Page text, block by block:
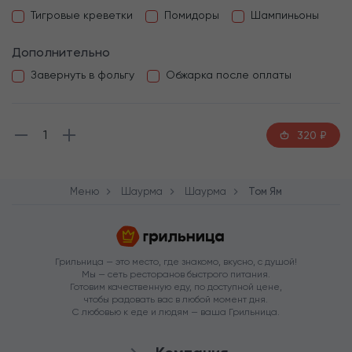
Тигровые креветки Помидоры Шампиньоны
Дополнительно
Завернуть в фольгу Обжарка после оплаты
1 320 ₽
Меню Шаурма Шаурма Том Ям
Грильница — это место, где знакомо, вкусно, с душой!
Мы — сеть ресторанов быстрого питания.
Готовим качественную еду, по доступной цене,
чтобы радовать вас в любой момент дня.
С любовью к еде и людям — ваша Грильница.